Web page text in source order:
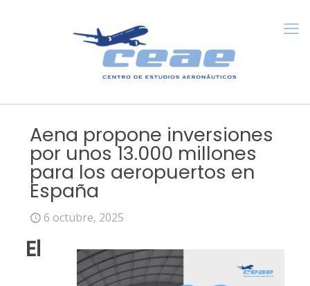
Aena propone inversiones
por unos 13.000 millones
para los aeropuertos en
España
6 octubre, 2025
El